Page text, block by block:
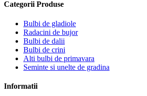
Categorii Produse
Bulbi de gladiole
Radacini de bujor
Bulbi de dalii
Bulbi de crini
Alti bulbi de primavara
Seminte si unelte de gradina
Informatii